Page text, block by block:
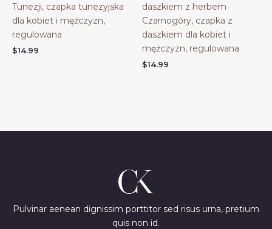
Tunezji, czapka tunezyjska
dla kobiet i mężczyzn,
regulowana
$14.99
daszkiem z herbem
Czarnogóry, czapka z
daszkiem dla kobiet i
mężczyzn, regulowana
$14.99
Pulvinar aenean dignissim porttitor sed risus urna, pretium
quis non id.